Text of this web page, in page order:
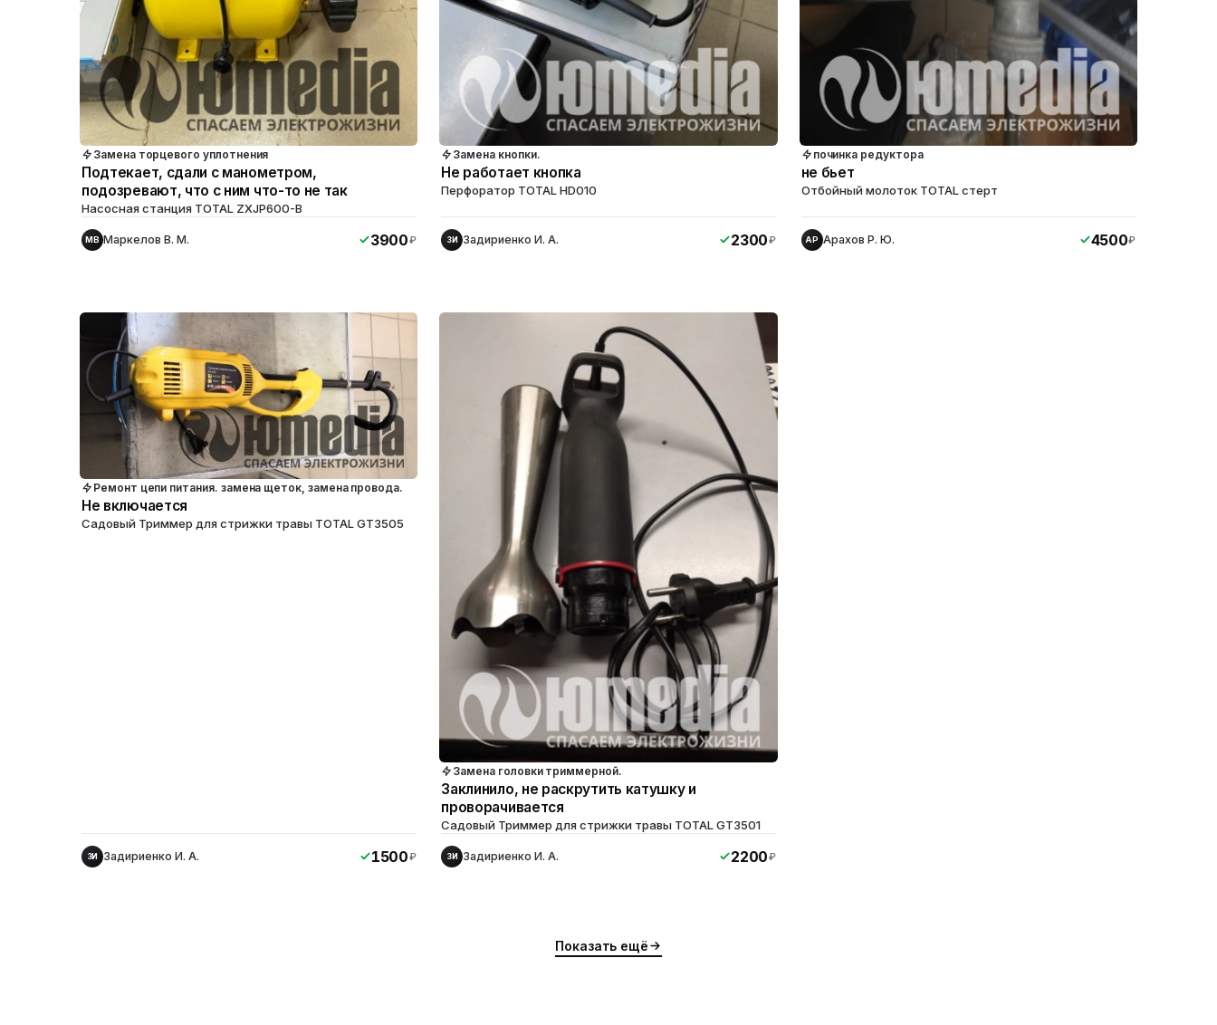
Замена торцевого уплотнения
Подтекает, сдали с манометром,
подозревают, что с ним что-то не так
Насосная станция TOTAL ZXJP600-B
МВ Маркелов В. М. 3900₽
Замена кнопки.
Не работает кнопка
Перфоратор TOTAL HD010
ЗИ Задириенко И. А. 2300₽
починка редуктора
не бьет
Отбойный молоток TOTAL стерт
АР Арахов Р. Ю. 4500₽
Ремонт цепи питания. замена щеток, замена провода.
Не включается
Садовый Триммер для стрижки травы TOTAL GT3505
ЗИ Задириенко И. А. 1500₽
Замена головки триммерной.
Заклинило, не раскрутить катушку и
проворачивается
Садовый Триммер для стрижки травы TOTAL GT3501
ЗИ Задириенко И. А. 2200₽
Показать ещё